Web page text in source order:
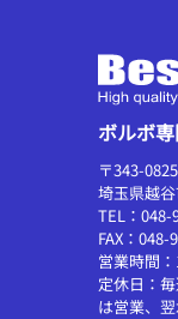
ボルボ
〒343-0825
埼玉県越
TEL：048-
FAX：048-
営業時間
定休日：
は営業、翌